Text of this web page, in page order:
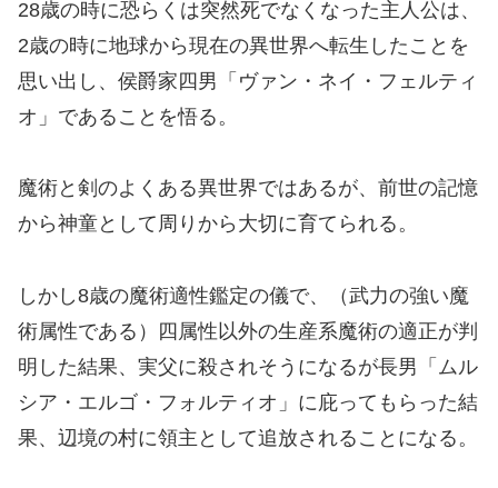
28歳の時に恐らくは突然死でなくなった主人公は、
2歳の時に地球から現在の異世界へ転生したことを
思い出し、侯爵家四男「ヴァン・ネイ・フェルティ
オ」であることを悟る。
魔術と剣のよくある異世界ではあるが、前世の記憶
から神童として周りから大切に育てられる。
しかし8歳の魔術適性鑑定の儀で、（武力の強い魔
術属性である）四属性以外の生産系魔術の適正が判
明した結果、実父に殺されそうになるが長男「ムル
シア・エルゴ・フォルティオ」に庇ってもらった結
果、辺境の村に領主として追放されることになる。